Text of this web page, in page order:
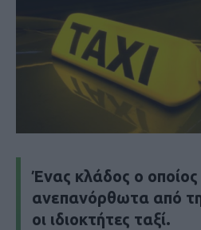
Ένας κλάδος ο οποίος
ανεπανόρθωτα από
οι ιδιοκτήτες ταξί.